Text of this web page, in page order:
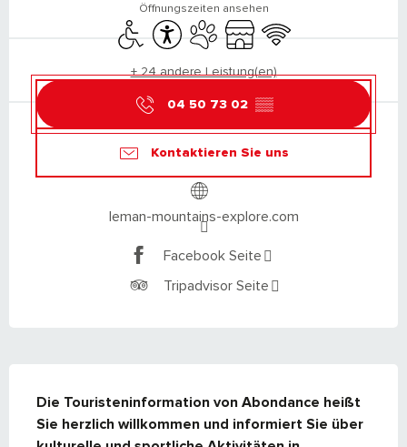
Öffnungszeiten ansehen
Zugang für Behinderte
Zugänglichkeit
Tiere erlaubt
Shop Wi-Fi
+ 24 andere Leistung(en)
04 50 73 02 ▒▒
Kontaktieren Sie uns
leman-mountains-explore.com
Facebook Seite
Tripadvisor Seite
Die Touristeninformation von Abondance heißt
Sie herzlich willkommen und informiert Sie über